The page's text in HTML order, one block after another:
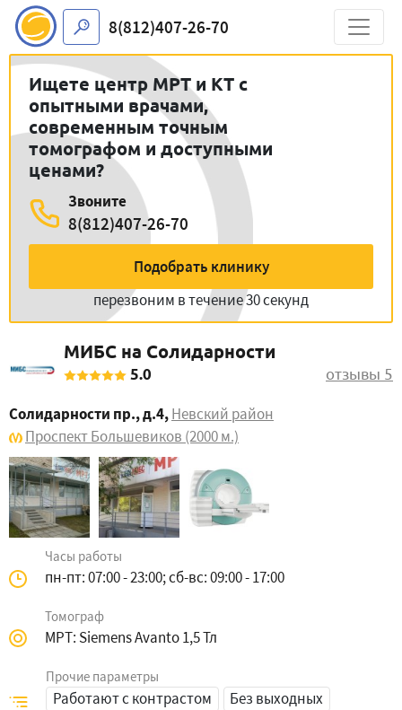
8(812)407-26-70
Ищете центр МРТ и КТ с
опытными врачами,
современным точным
томографом и доступными
ценами?
Звоните
8(812)407-26-70
Подобрать клинику
перезвоним в течение 30 секунд
МИБС на Солидарности
5.0 отзывы 5
Солидарности пр., д.4,Невский район
Проспект Большевиков (2000 м.)
Часы работы
пн-пт: 07:00 - 23:00; сб-вс: 09:00 - 17:00
Томограф
МРТ: Siemens Avanto 1,5 Тл
Прочие параметры
Работают с контрастом Без выходных